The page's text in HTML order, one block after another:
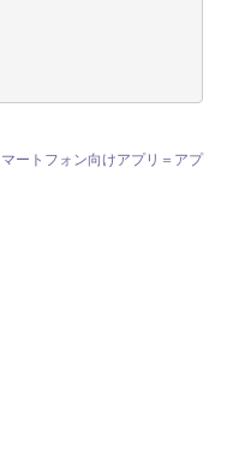
ートフォン向けアプリ＝アプ